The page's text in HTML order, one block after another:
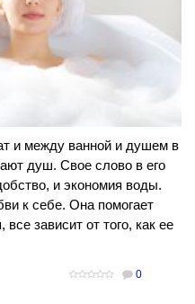
и между ванной и душем в
душ. Свое слово в его
и экономия воды.
к себе. Она помогает
зависит от того, как ее
0